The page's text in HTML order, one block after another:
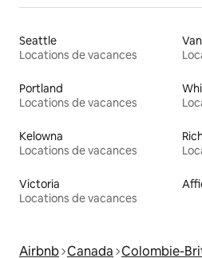
Seattle
Locations de vacances
Portland
Locations de vacances
Kelowna
Locations de vacances
Victoria
Locations de vacances
Airbnb Canada Colombie-